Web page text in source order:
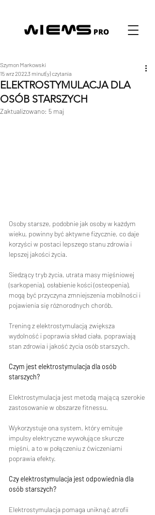
ELEKTROSTYMULACJA DLA
OSÓB STARSZYCH
Szymon Markowski
15 wrz 20223 minut(y) czytania
Zaktualizowano: 5 maj
Osoby starsze, podobnie jak osoby w każdym
wieku, powinny być aktywne fizycznie, co daje
korzyści w postaci lepszego stanu zdrowia i
lepszej jakości życia.
Siedzący tryb życia, utrata masy mięśniowej
(sarkopenia), osłabienie kości (osteopenia),
mogą być przyczyna zmniejszenia mobilności i
pojawienia się różnorodnych chorób.
Trening z elektrostymulacją zwiększa
wydolność i poprawia skład ciała, poprawiają
stan zdrowia i jakość życia osób starszych.
Czym jest elektrostymulacja dla osób
starszych?
Elektrostymulacja jest metodą mającą szerokie
zastosowanie w obszarze fitnessu.
Wykorzystuje ona system, który emituje
impulsy elektryczne wywołujące skurcze
mięśni, a to w połączeniu z ćwiczeniami
poprawia efekty.
Czy elektrostymulacja jest odpowiednia dla
osób starszych?
Elektrostymulacja pomaga uniknąć atrofii